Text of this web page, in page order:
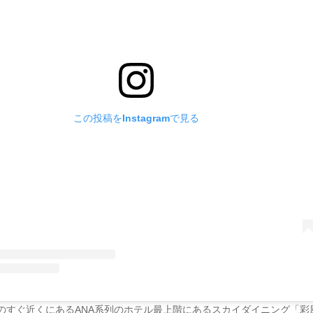
この投稿をInstagramで見る
すぐ近くにあるANA系列のホテル最上階にあるスカイダイニング「彩